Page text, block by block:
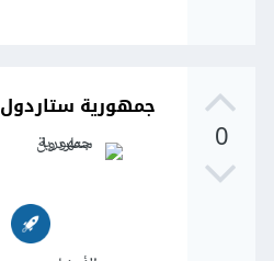
0
جمهورية ستاردول